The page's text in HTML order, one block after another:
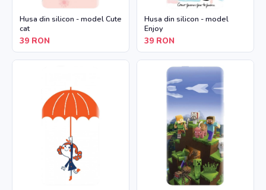
Husa din silicon - model Cute
cat
39 RON
Husa din silicon - model
Enjoy
39 RON